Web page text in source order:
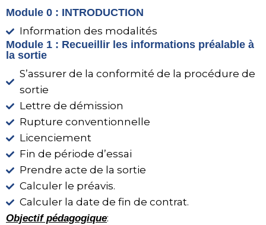
Module 0 : INTRODUCTION
Information des modalités
Module 1 : Recueillir les informations préalable à
la sortie
S’assurer de la conformité de la procédure de
sortie
Lettre de démission
Rupture conventionnelle
Licenciement
Fin de période d’essai
Prendre acte de la sortie
Calculer le préavis.
Calculer la date de fin de contrat.
Objectif pédagogique: